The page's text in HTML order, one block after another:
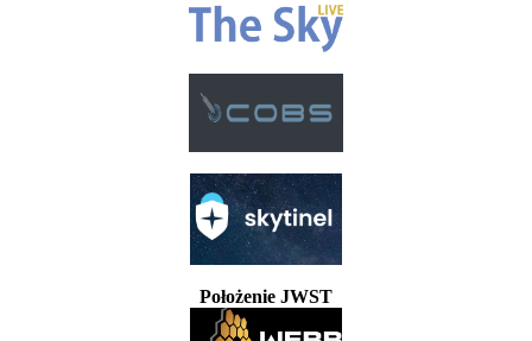
Położenie JWST